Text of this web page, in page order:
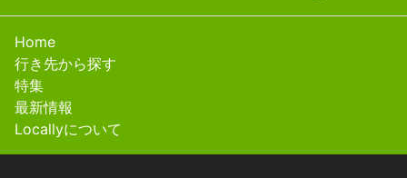
Home
行き先から探す
特集
最新情報
Locallyについて